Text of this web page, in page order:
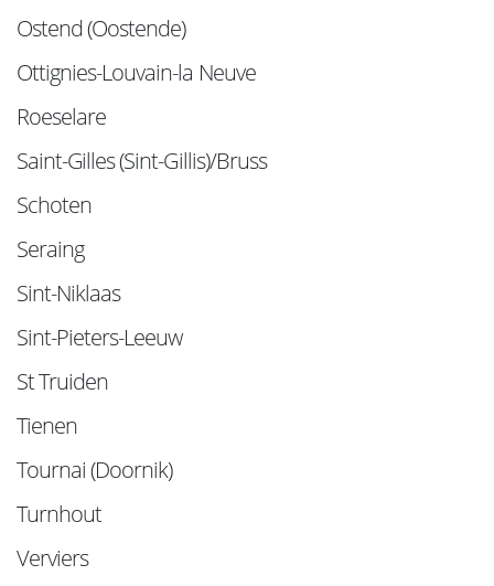
Ostend (Oostende)
Ottignies-Louvain-la Neuve
Roeselare
Saint-Gilles (Sint-Gillis)/Bruss
Schoten
Seraing
Sint-Niklaas
Sint-Pieters-Leeuw
St Truiden
Tienen
Tournai (Doornik)
Turnhout
Verviers